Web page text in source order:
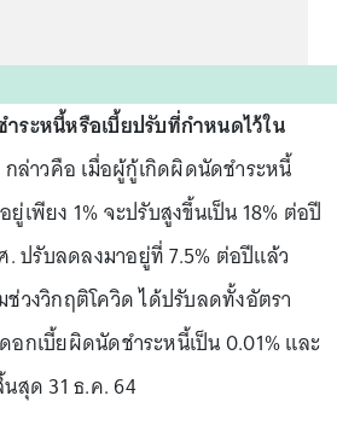
ระหนี้หรือเบี้ยปรับที่กำหนดไว้ใน
กล่าวคือ เมื่อผู้กู้เกิดผิดนัดชำระหนี้
เพียง 1% จะปรับสูงขึ้นเป็น 18% ต่อปี
ปรับลดลงมาอยู่ที่ 7.5% ต่อปีแล้ว
วงวิกฤติโควิด ได้ปรับลดทั้งอัตรา
กเบี้ยผิดนัดชำระหนี้เป็น 0.01% และ
สุด 31 ธ.ค. 64